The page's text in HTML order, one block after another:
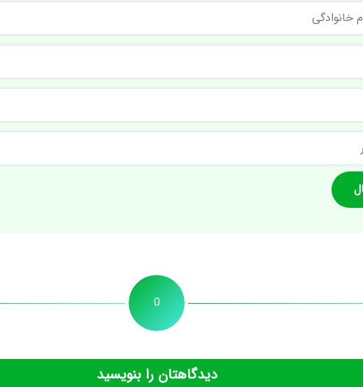
0
دیدگاهتان را بنویسید